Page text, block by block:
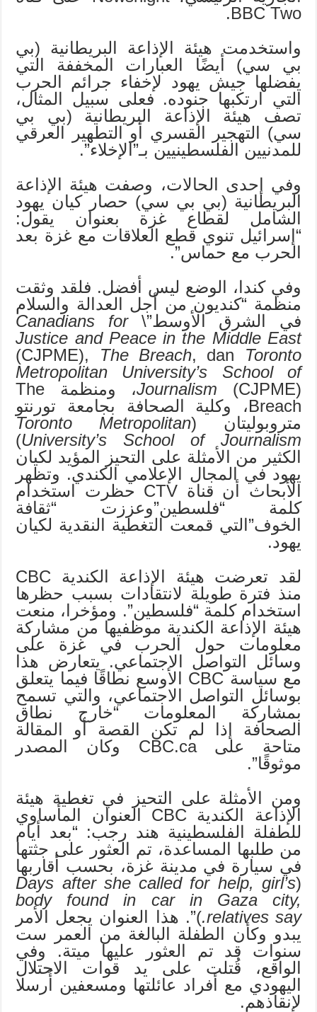
BBC Two.
واستخدمت هيئة الإذاعة البريطانية (بي
بي سي) أيضًا العبارات المخففة التي
يفضلها جيش يهود لإخفاء جرائم الحرب
التي ارتكبها جنوده. فعلى سبيل المثال،
تصف هيئة الإذاعة البريطانية (بي بي
سي) التهجير القسري أو التطهير العرقي
للمدنيين الفلسطينيين بـ”الإخلاء”.
وفي إحدى الحالات، وصفت هيئة الإذاعة
البريطانية (بي بي سي) حصار كيان يهود
الشامل لقطاع غزة بعنوان يقول:
“إسرائيل تنوي قطع العلاقات مع غزة بعد
الحرب مع حماس”.
وفي كندا، الوضع ليس أفضل. فلقد وثقت
منظمة “كنديون من أجل العدالة والسلام
في الشرق الأوسط”\
Canadians for
Justice and Peace in the Middle East
(CJPME), The Breach, dan Toronto
Metropolitan University’s School of
Journalism
(CJPME)، ومنظمة The
Breach، وكلية الصحافة بجامعة تورنتو
متروبوليتان (Toronto Metropolitan
University’s School of Journalism
)
الكثير من الأمثلة على التحيز المؤيد لكيان
يهود في المجال الإعلامي الكندي. وتظهر
الأبحاث أن قناة CTV حظرت استخدام
كلمة “فلسطين”وعززت “ثقافة
الخوف”التي قمعت التغطية النقدية لكيان
يهود.
لقد تعرضت هيئة الإذاعة الكندية CBC
منذ فترة طويلة لانتقادات بسبب حظرها
استخدام كلمة “فلسطين”. ومؤخرا، منعت
هيئة الإذاعة الكندية موظفيها من مشاركة
معلومات حول الحرب في غزة على
وسائل التواصل الاجتماعي. يتعارض هذا
مع سياسة CBC الأوسع نطاقًا فيما يتعلق
بوسائل التواصل الاجتماعي، والتي تسمح
بمشاركة المعلومات “خارج نطاق
الصحافة إذا لم تكن القصة أو المقالة
متاحة على CBC.ca وكان المصدر
موثوقًا”.
ومن الأمثلة على التحيز في تغطية هيئة
الإذاعة الكندية CBC العنوان المأساوي
للطفلة الفلسطينية هند رجب: “بعد أيام
من طلبها المساعدة، تم العثور على جثتها
في سيارة في مدينة غزة، بحسب أقاربها
(
Days after she called for help, girl’s
body found in car in Gaza city,
relatives say. )”. هذا العنوان يجعل الأمر
يبدو وكأن الطفلة البالغة من العمر ست
سنوات قد تم العثور عليها ميتة. وفي
الواقع، قُتلت على يد قوات الاحتلال
اليهودي مع أفراد عائلتها ومسعفين أُرسلا
لإنقاذهم.